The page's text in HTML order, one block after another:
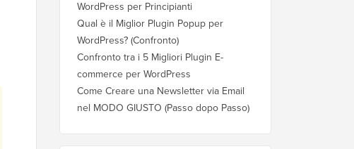
WordPress per Principianti
Qual è il Miglior Plugin Popup per
WordPress? (Confronto)
Confronto tra i 5 Migliori Plugin E-
commerce per WordPress
Come Creare una Newsletter via Email
nel MODO GIUSTO (Passo dopo Passo)